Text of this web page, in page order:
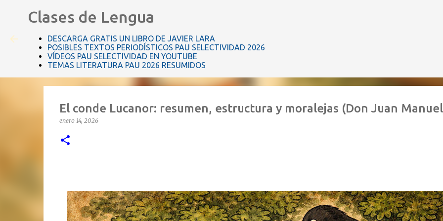
Clases de Lengua
DESCARGA GRATIS UN LIBRO DE JAVIER LARA
POSIBLES TEXTOS PERIODÍSTICOS PAU SELECTIVIDAD 2026
VÍDEOS PAU SELECTIVIDAD EN YOUTUBE
TEMAS LITERATURA PAU 2026 RESUMIDOS
El conde Lucanor: resumen, estructura y moralejas (Don Juan
enero 14, 2026